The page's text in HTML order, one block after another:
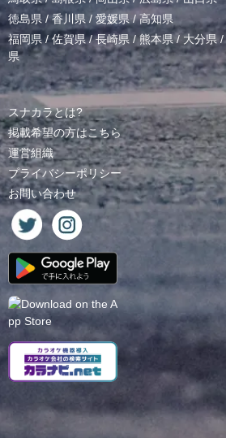
徳島県 /香川県 / 愛媛県/高知県
福岡県/佐賀県/長崎県 /熊本県/ 大分県/
県
スナカラとは?
掲載希望の方はこちら
運営組織
プライバシーポリシー
お問い合わせ